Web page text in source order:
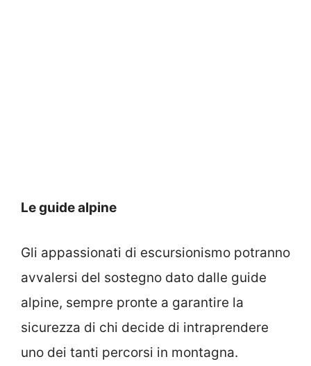
Le guide alpine
Gli appassionati di escursionismo potranno
avvalersi del sostegno dato dalle guide
alpine, sempre pronte a garantire la
sicurezza di chi decide di intraprendere
uno dei tanti percorsi in montagna.